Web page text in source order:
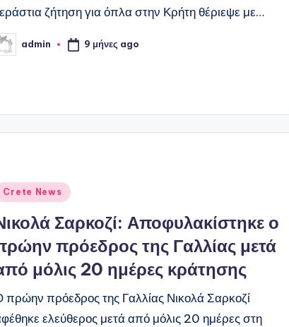
ζήτηση για όπλα στην Κρήτη θέριεψε με…
admin 9 μήνες ago
Crete News
Σαρκοζί: Αποφυλακίστηκε ο
πρόεδρος της Γαλλίας μετά
μόλις 20 ημέρες κράτησης
πρώην πρόεδρος της Γαλλίας Νικολά Σαρκοζί
ελεύθερος μετά από μόλις 20 ημέρες στη